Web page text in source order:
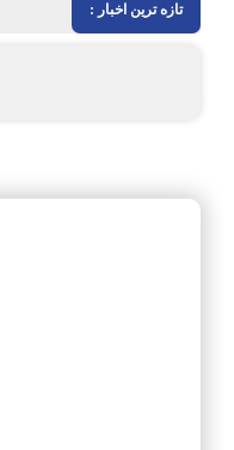
تازه ترین اخبار :